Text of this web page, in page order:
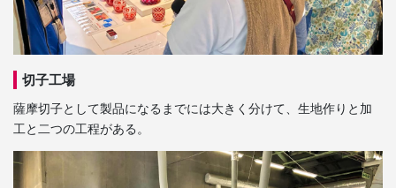
切子工場
薩摩切子として製品になるまでには大きく分けて、生地作りと加
工と二つの工程がある。